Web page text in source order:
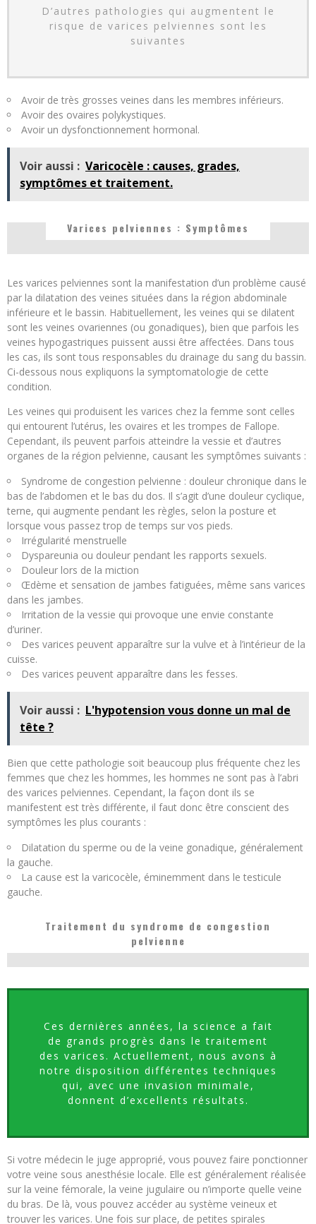
D’autres pathologies qui augmentent le
risque de varices pelviennes sont les
suivantes
Avoir de très grosses veines dans les membres inférieurs.
Avoir des ovaires polykystiques.
Avoir un dysfonctionnement hormonal.
Voir aussi : Varicocèle : causes, grades,
symptômes et traitement.
Varices pelviennes : Symptômes
Les varices pelviennes sont la manifestation d’un problème causé
par la dilatation des veines situées dans la région abdominale
inférieure et le bassin. Habituellement, les veines qui se dilatent
sont les veines ovariennes (ou gonadiques), bien que parfois les
veines hypogastriques puissent aussi être affectées. Dans tous
les cas, ils sont tous responsables du drainage du sang du bassin.
Ci-dessous nous expliquons la symptomatologie de cette
condition.
Les veines qui produisent les varices chez la femme sont celles
qui entourent l’utérus, les ovaires et les trompes de Fallope.
Cependant, ils peuvent parfois atteindre la vessie et d’autres
organes de la région pelvienne, causant les symptômes suivants :
Syndrome de congestion pelvienne : douleur chronique dans le
bas de l’abdomen et le bas du dos. Il s’agit d’une douleur cyclique,
terne, qui augmente pendant les règles, selon la posture et
lorsque vous passez trop de temps sur vos pieds.
Irrégularité menstruelle
Dyspareunia ou douleur pendant les rapports sexuels.
Douleur lors de la miction
Œdème et sensation de jambes fatiguées, même sans varices
dans les jambes.
Irritation de la vessie qui provoque une envie constante
d’uriner.
Des varices peuvent apparaître sur la vulve et à l’intérieur de la
cuisse.
Des varices peuvent apparaître dans les fesses.
Voir aussi : L'hypotension vous donne un mal de
tête ?
Bien que cette pathologie soit beaucoup plus fréquente chez les
femmes que chez les hommes, les hommes ne sont pas à l’abri
des varices pelviennes. Cependant, la façon dont ils se
manifestent est très différente, il faut donc être conscient des
symptômes les plus courants :
Dilatation du sperme ou de la veine gonadique, généralement
la gauche.
La cause est la varicocèle, éminemment dans le testicule
gauche.
Traitement du syndrome de congestion
pelvienne
Ces dernières années, la science a fait
de grands progrès dans le traitement
des varices. Actuellement, nous avons à
notre disposition différentes techniques
qui, avec une invasion minimale,
donnent d’excellents résultats.
Si votre médecin le juge approprié, vous pouvez faire ponctionner
votre veine sous anesthésie locale. Elle est généralement réalisée
sur la veine fémorale, la veine jugulaire ou n’importe quelle veine
du bras. De là, vous pouvez accéder au système veineux et
trouver les varices. Une fois sur place, de petites spirales